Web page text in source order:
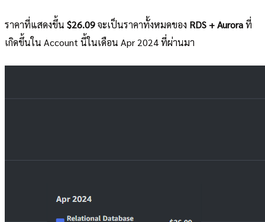
ราคาที่แสดงขึ้น $26.09จะเป็นราคาทั้งหมดของ RDS + Auroraที่
เกิดขึ้นใน Account นี้ในเดือน Apr 2024 ที่ผ่านมา